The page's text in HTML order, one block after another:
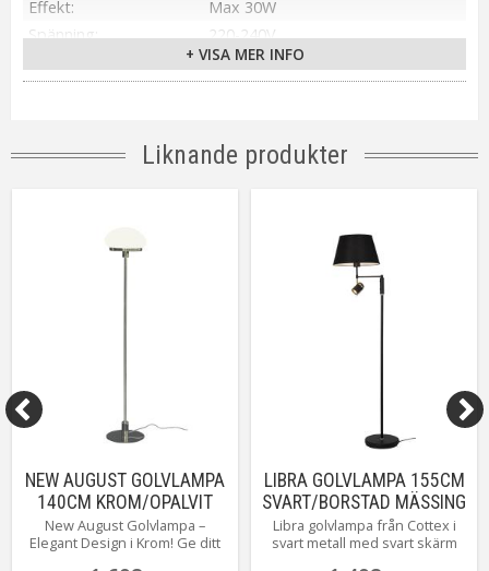
Effekt
Max 30W
Spänning
220-240V
IP20
Material / Färg
Svart/Rökgrå
E14
Fotströmbrytare
+ VISA MER INFO
Liknande produkter
NEW AUGUST GOLVLAMPA
140CM KROM/OPALVIT
New August Golvlampa –
Elegant Design i Krom! Ge ditt
LIBRA GOLVLAMPA 155CM
SVART/BORSTAD MÄSSING
Libra golvlampa från Cottex i
svart metall med svart skärm